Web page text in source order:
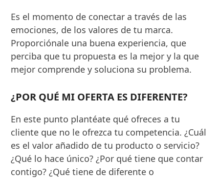
Es el momento de conectar a través de las
emociones, de los valores de tu marca.
Proporciónale una buena experiencia, que
perciba que tu propuesta es la mejor y la que
mejor comprende y soluciona su problema.
¿POR QUÉ MI OFERTA ES DIFERENTE?
En este punto plantéate qué ofreces a tu
cliente que no le ofrezca tu competencia. ¿Cuál
es el valor añadido de tu producto o servicio?
¿Qué lo hace único? ¿Por qué tiene que contar
contigo? ¿Qué tiene de diferente o